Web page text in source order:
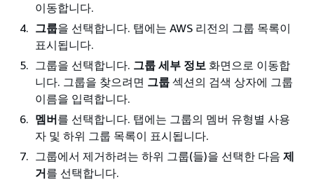
이동합니다.
그룹을 선택합니다. 탭에는 AWS 리전의 그룹 목록이
표시됩니다.
그룹을 선택합니다. 그룹 세부 정보 화면으로 이동합
니다. 그룹을 찾으려면 그룹 섹션의 검색 상자에 그룹
이름을 입력합니다.
멤버를 선택합니다. 탭에는 그룹의 멤버 유형별 사용
자 및 하위 그룹 목록이 표시됩니다.
그룹에서 제거하려는 하위 그룹(들)을 선택한 다음 제
거를 선택합니다.